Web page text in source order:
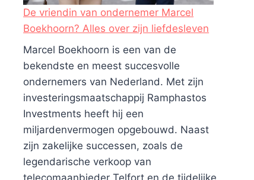
Van aankomst tot afterparty:
De vriendin van ondernemer Marcel
Boekhoorn? Alles over zijn liefdesleven
Marcel Boekhoorn is een van de
bekendste en meest succesvolle
ondernemers van Nederland. Met zijn
investeringsmaatschappij Ramphastos
Investments heeft hij een
miljardenvermogen opgebouwd. Naast
zijn zakelijke successen, zoals de
legendarische verkoop van
telecomaanbieder Telfort en de tijdelijke